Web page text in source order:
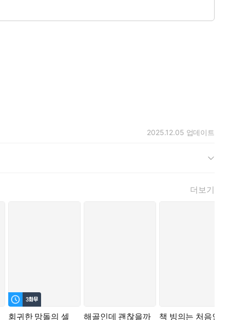
2025.12.05 업데이트
더보기
회귀한 망돌의 셀 해골인데 괜찮을까 책 빙의는 처음인